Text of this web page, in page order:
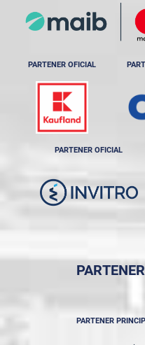
PARTENER OFICIAL
PARTENER OFICIAL
PARTENER